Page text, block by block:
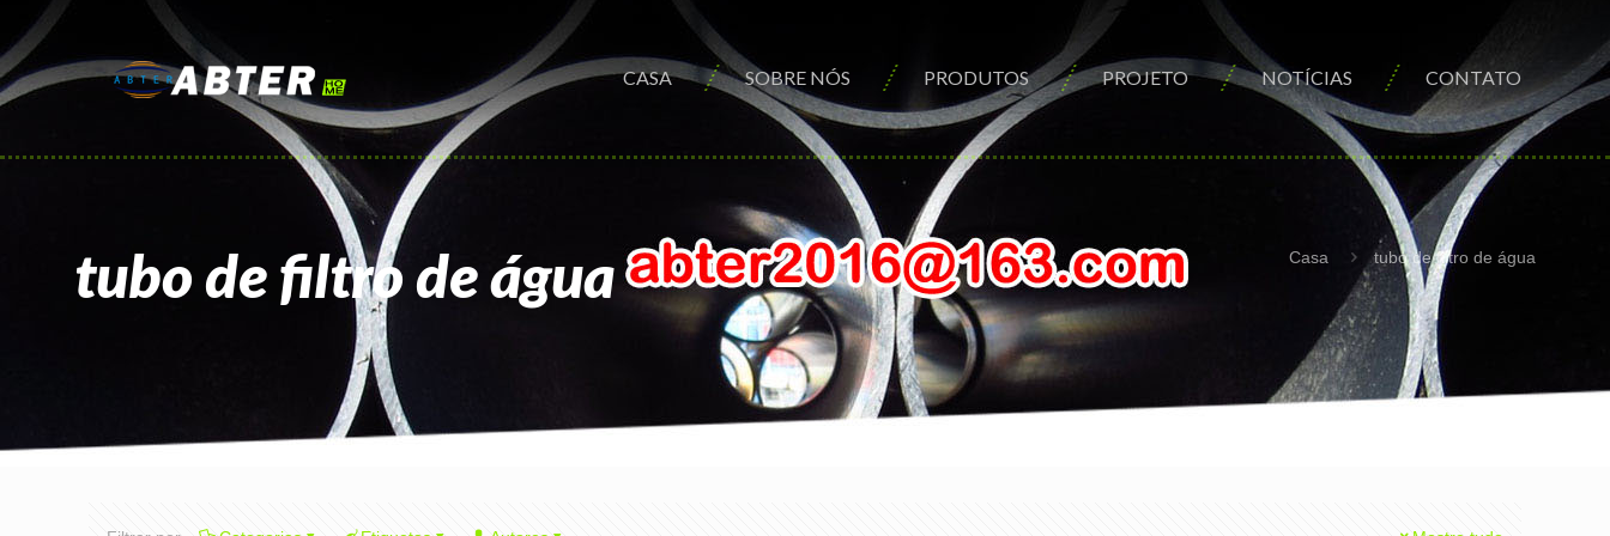
CASA SOBRE NÓS PRODUTOS PROJETO NOTÍCIAS CONTATO
tubo de filtro de água Casa tubo de filtro de água